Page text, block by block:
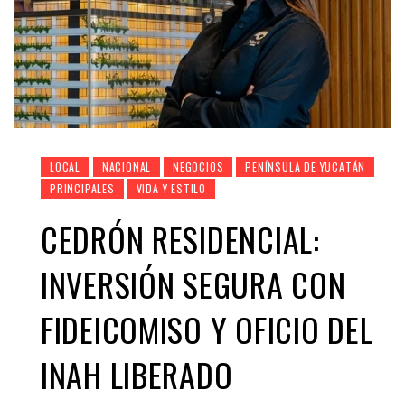
LOCAL NACIONAL NEGOCIOS
PENÍNSULA DE YUCATÁN
PRINCIPALES
VIDA Y ESTILO
CEDRÓN RESIDENCIAL:
INVERSIÓN SEGURA CON
FIDEICOMISO Y OFICIO DEL
INAH LIBERADO